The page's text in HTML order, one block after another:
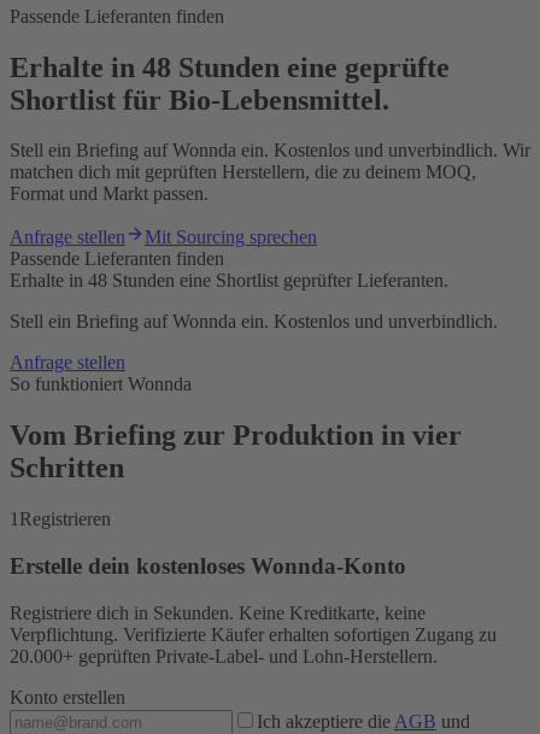
Passende Lieferanten finden
Erhalte in 48 Stunden eine geprüfte
Shortlist für Bio-Lebensmittel.
Stell ein Briefing auf Wonnda ein. Kostenlos und unverbindlich. Wir
matchen dich mit geprüften Herstellern, die zu deinem MOQ,
Format und Markt passen.
Anfrage stellen
Mit Sourcing sprechen
Passende Lieferanten finden
Erhalte in 48 Stunden eine Shortlist geprüfter Lieferanten.
Stell ein Briefing auf Wonnda ein. Kostenlos und unverbindlich.
Anfrage stellen
So funktioniert Wonnda
Vom Briefing zur Produktion in vier
Schritten
1 Registrieren
Erstelle dein kostenloses Wonnda-Konto
Registriere dich in Sekunden. Keine Kreditkarte, keine
Verpflichtung. Verifizierte Käufer erhalten sofortigen Zugang zu
20.000+ geprüften Private-Label- und Lohn-Herstellern.
Konto erstellen
Ich akzeptiere die AGB und